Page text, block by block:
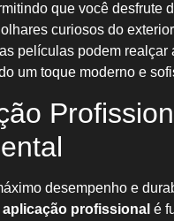
que você desfrute
curiosos do
películas podem
um toque moderno e
desempenho e
aplicação profissional é